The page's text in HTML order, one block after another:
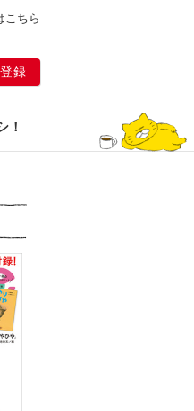
こちら
録
！